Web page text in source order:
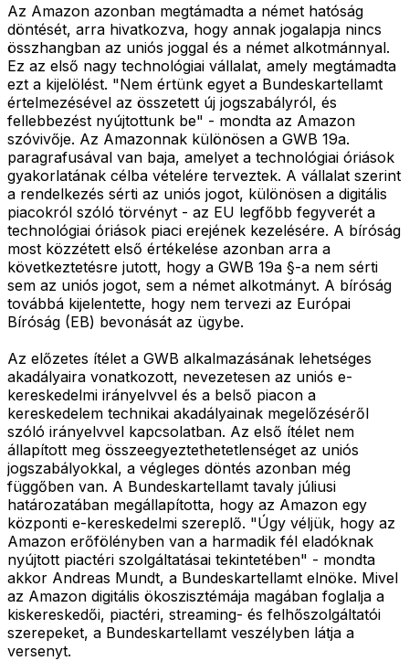
Az Amazon azonban megtámadta a német hatóság
döntését, arra hivatkozva, hogy annak jogalapja nincs
összhangban az uniós joggal és a német alkotmánnyal.
Ez az első nagy technológiai vállalat, amely megtámadta
ezt a kijelölést. "Nem értünk egyet a Bundeskartellamt
értelmezésével az összetett új jogszabályról, és
fellebbezést nyújtottunk be" - mondta az Amazon
szóvivője. Az Amazonnak különösen a GWB 19a.
paragrafusával van baja, amelyet a technológiai óriások
gyakorlatának célba vételére terveztek. A vállalat szerint
a rendelkezés sérti az uniós jogot, különösen a digitális
piacokról szóló törvényt - az EU legfőbb fegyverét a
technológiai óriások piaci erejének kezelésére. A bíróság
most közzétett első értékelése azonban arra a
következtetésre jutott, hogy a GWB 19a §-a nem sérti
sem az uniós jogot, sem a német alkotmányt. A bíróság
továbbá kijelentette, hogy nem tervezi az Európai
Bíróság (EB) bevonását az ügybe.
Az előzetes ítélet a GWB alkalmazásának lehetséges
akadályaira vonatkozott, nevezetesen az uniós e-
kereskedelmi irányelvvel és a belső piacon a
kereskedelem technikai akadályainak megelőzéséről
szóló irányelvvel kapcsolatban. Az első ítélet nem
állapított meg összeegyeztethetetlenséget az uniós
jogszabályokkal, a végleges döntés azonban még
függőben van. A Bundeskartellamt tavaly júliusi
határozatában megállapította, hogy az Amazon egy
központi e-kereskedelmi szereplő. "Úgy véljük, hogy az
Amazon erőfölényben van a harmadik fél eladóknak
nyújtott piactéri szolgáltatásai tekintetében" - mondta
akkor Andreas Mundt, a Bundeskartellamt elnöke. Mivel
az Amazon digitális ökoszisztémája magában foglalja a
kiskereskedői, piactéri, streaming- és felhőszolgáltatói
szerepeket, a Bundeskartellamt veszélyben látja a
versenyt.